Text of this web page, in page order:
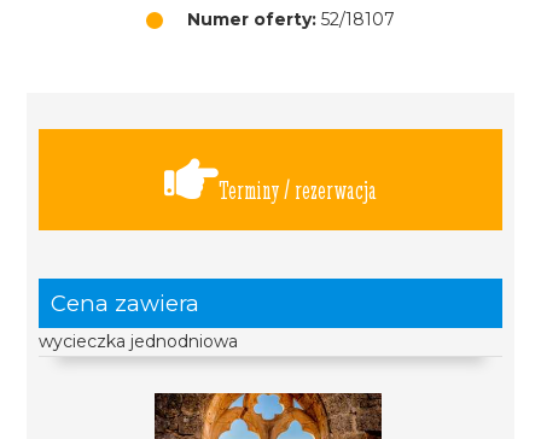
Numer oferty: 52/18107
Terminy / rezerwacja
Cena zawiera
wycieczka jednodniowa